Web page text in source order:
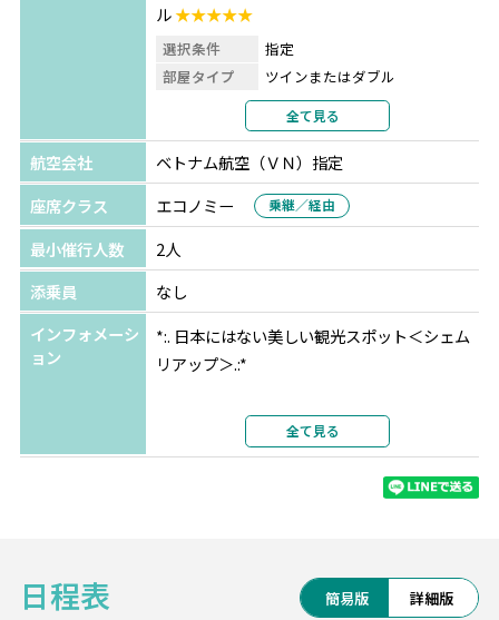
ル★★★★★
選択条件
指定
部屋タイプ
ツインまたはダブル
2名1室利用
部屋カテゴリ
指定なし
全て見る
航空会社
ベトナム航空（ＶＮ）指定
座席クラス
エコノミー 乗継／経由
最小催行人数
2人
添乗員
なし
インフォメーシ
ョン
*:. 日本にはない美しい観光スポット＜シェム
リアップ＞.:*
大自然に囲まれた素晴らしい遺跡群がある街
有名なアンコールワットは1992年に世界遺産
また、プノンバケン寺院は夕日が綺麗に見え
るスポットとして人気です。
全て見る
日程表 簡易版 詳細版